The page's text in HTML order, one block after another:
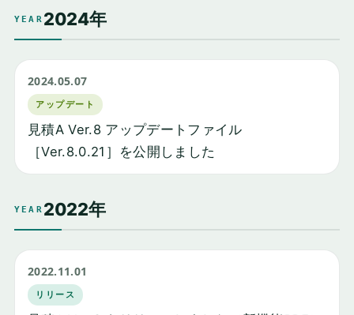
YEAR 2024年
2024.05.07
アップデート
見積A Ver.8 アップデートファイル
［Ver.8.0.21］を公開しました
YEAR 2022年
2022.11.01
リリース